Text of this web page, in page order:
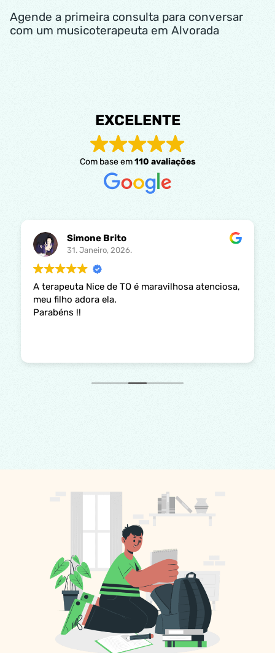
Agende a primeira consulta para conversar
com um musicoterapeuta em Alvorada
EXCELENTE
Com base em110 avaliações
Simone Brito
31. Janeiro, 2026.
A terapeuta Nice de TO é maravilhosa atenciosa,
meu filho adora ela.
Parabéns !!